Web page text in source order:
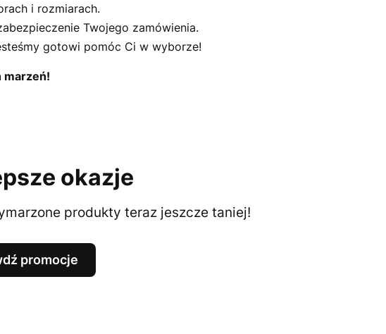
i rozmiarach.
Twojego zamówienia.
gotowi pomóc Ci w wyborze!
marzeń!
okazje
produkty teraz jeszcze taniej!
promocje